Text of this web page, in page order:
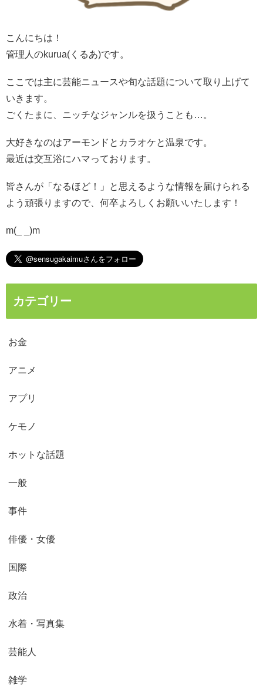
こんにちは！
管理人のkurua(くるあ)です。
ここでは主に芸能ニュースや旬な話題について取り上げて
いきます。
ごくたまに、ニッチなジャンルを扱うことも…。
大好きなのはアーモンドとカラオケと温泉です。
最近は交互浴にハマっております。
皆さんが「なるほど！」と思えるような情報を届けられる
よう頑張りますので、何卒よろしくお願いいたします！
m(_ _)m
カテゴリー
お金
アニメ
アプリ
ケモノ
ホットな話題
一般
事件
俳優・女優
国際
政治
水着・写真集
芸能人
雑学